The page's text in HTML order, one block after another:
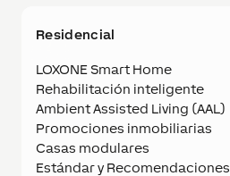
Residencial
LOXONE Smart Home
Rehabilitación inteligente
Ambient Assisted Living (AAL)
Promociones inmobiliarias
Casas modulares
Estándar y Recomendaciones